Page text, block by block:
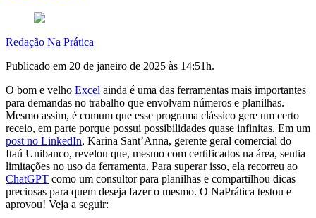
Redação Na Prática
Publicado em 20 de janeiro de 2025 às 14:51h.
O bom e velho Excel ainda é uma das ferramentas mais importantes
para demandas no trabalho que envolvam números e planilhas.
Mesmo assim, é comum que esse programa clássico gere um certo
receio, em parte porque possui possibilidades quase infinitas. Em um
post no LinkedIn, Karina Sant’Anna, gerente geral comercial do
Itaú Unibanco, revelou que, mesmo com certificados na área, sentia
limitações no uso da ferramenta. Para superar isso, ela recorreu ao
ChatGPT como um consultor para planilhas e compartilhou dicas
preciosas para quem deseja fazer o mesmo. O NaPrática testou e
aprovou! Veja a seguir: